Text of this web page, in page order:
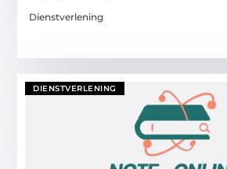
Dienstverlening
DIENSTVERLENING